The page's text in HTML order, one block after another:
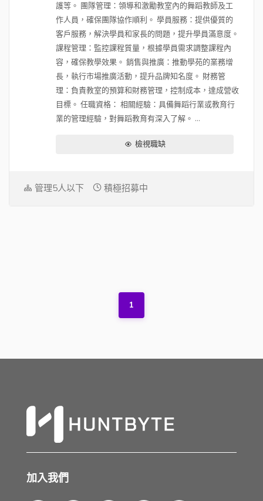
護等。 團隊管理：領導和激勵教室內的舞蹈教師及工
作人員，確保團隊協作順利。 學員服務：提供優質的
客戶服務，解決學員和家長的問題，提升學員滿意度。
課程管理：監控課程質量，根據學員需求調整課程內
容，確保教學效果。 銷售與推廣：推動學苑的業務增
長，執行市場推廣活動，提升品牌知名度。 財務管
理：負責教室的預算和財務管理，控制成本，達成營收
目標。 任職資格： 相關經驗：具備舞蹈行業或教育行
業的管理經驗，對舞蹈教育有深入了解。 ...
檢視職缺
管理5人以下 積極招募中
1
加入我們